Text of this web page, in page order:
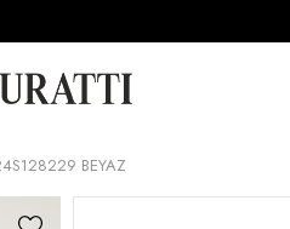
BEYAZ